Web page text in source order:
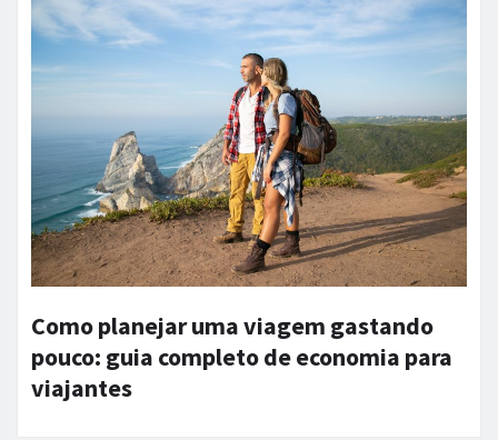
Como planejar uma viagem gastando
pouco: guia completo de economia para
viajantes